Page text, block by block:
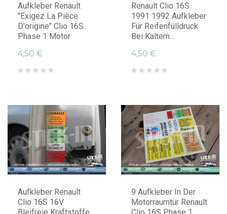
Aufkleber Renault
"Exigez La Pièce
D'origine" Clio 16S
Phase 1 Motor
4,50 €
Renault Clio 16S
1991 1992 Aufkleber
Für Reifenfülldruck
Bei Kaltem...
4,50 €
Aufkleber Renault
Clio 16S 16V
Bleifreie Kraftstoffe
9 Aufkleber In Der
Motorraumtür Renault
Clio 16S Phase 1